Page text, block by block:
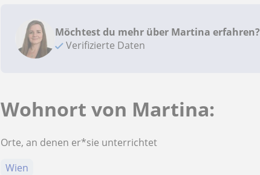
Möchtest du mehr über Martina erfahren?
Verifizierte Daten
Wohnort von Martina:
Orte, an denen er*sie unterrichtet
Wien